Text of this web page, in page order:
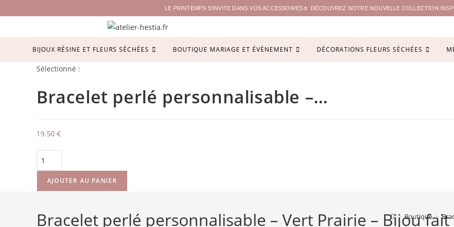
LE PRINTEMPS S'INVITE DANS VOS ACCESSOIRES🌷 DÉCOUVREZ NOTRE NOUVELLE COLLECTION
BIJOUX RÉSINE ET FLEURS SÉCHÉES BOUTIQUE MARIAGE ET ÉVÈNEMENT DÉCORATIONS FLEURS SÉCHÉES
Sélectionné :
Bracelet perlé personnalisable –…
19.50 €
AJOUTER AU PANIER
Bracelet perlé personnalisable – Vert Prairie – Bijou
> Boutique >